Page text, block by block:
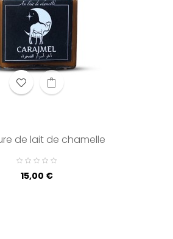
de lait de chamelle
Prix
15,00 €